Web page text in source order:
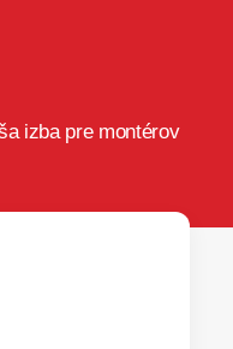
izba pre montérov